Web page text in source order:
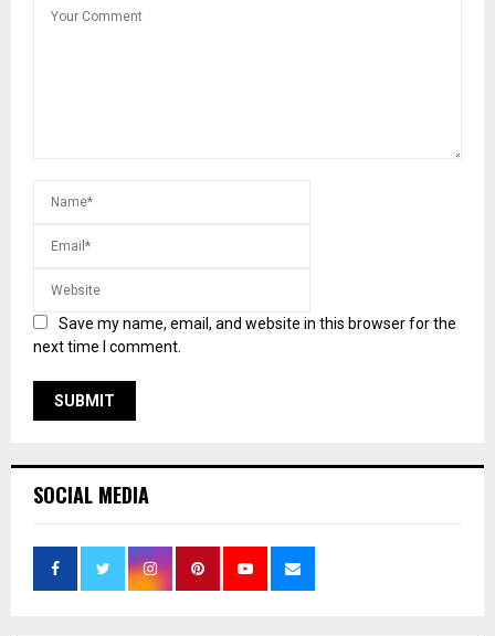
Save my name, email, and website in this browser for the
next time I comment.
SOCIAL MEDIA